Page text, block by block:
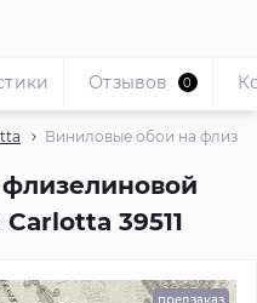
Виниловые обои на
39511
Отзывов 0